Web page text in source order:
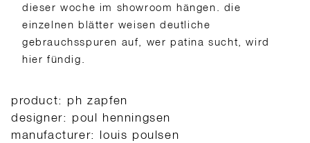
dieser woche im showroom hängen. die
einzelnen blätter weisen deutliche
gebrauchsspuren auf, wer patina sucht, wird
hier fündig.
product: ph zapfen
designer: poul henningsen
manufacturer: louis poulsen